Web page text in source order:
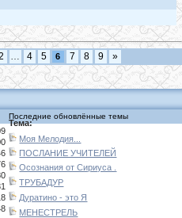
4 5 6 7 8 9 »
Последние обновлённые темы
Тема:
Моя Мелодия...
ПОСЛАНИЕ УЧИТЕЛЕЙ
Осознания от Сириуса .
ТРУБАДУР
Дуратино - это Я
МЕНЕСТРЕЛЬ